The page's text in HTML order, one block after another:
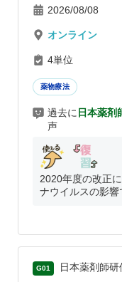
2026/08/08
オンライン
4単位
薬物療法
過去に 日本薬剤
声
2020年度の改正
ナウイルスの影
G01 日本薬剤師